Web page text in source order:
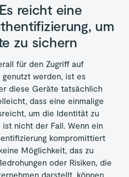
reicht eine
um
zu sichern
für den Zugriff auf
werden, ist es
diese Geräte tatsächlich
dass eine einmalige
um die Identität zu
nicht der Fall. Wenn ein
kompromittiert
Möglichkeit, das zu
oder Risiken, die
darstellt, können